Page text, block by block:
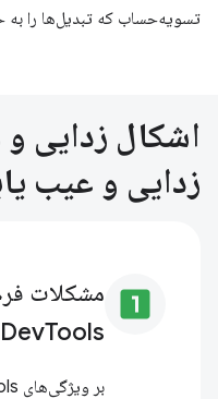
تسویه‌حساب که تبدیل‌ها را به
اشکال زدایی
زدایی و عیب
looks_one
DevTools پیدا کنید